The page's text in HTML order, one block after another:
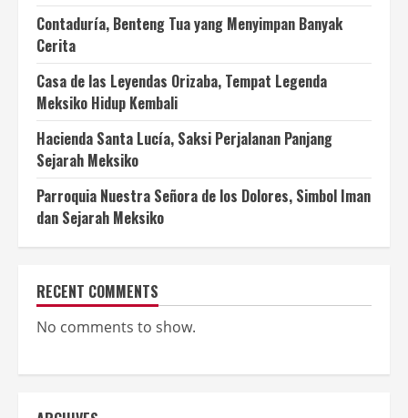
Contaduría, Benteng Tua yang Menyimpan Banyak
Cerita
Casa de las Leyendas Orizaba, Tempat Legenda
Meksiko Hidup Kembali
Hacienda Santa Lucía, Saksi Perjalanan Panjang
Sejarah Meksiko
Parroquia Nuestra Señora de los Dolores, Simbol Iman
dan Sejarah Meksiko
RECENT COMMENTS
No comments to show.